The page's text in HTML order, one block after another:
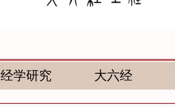
经学研究 大六经